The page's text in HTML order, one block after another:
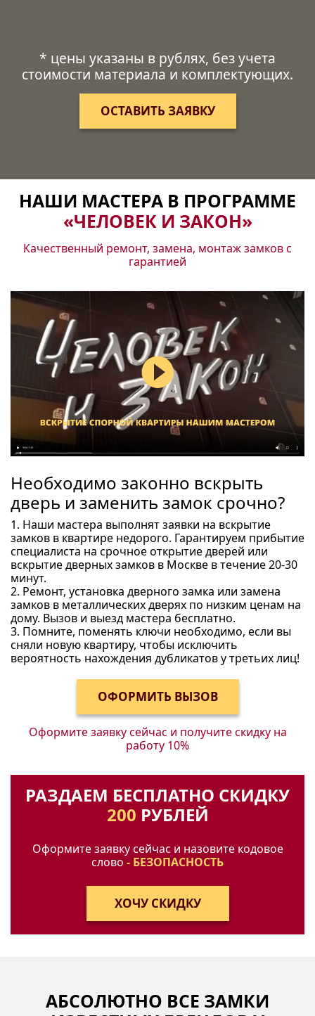
* цены указаны в рублях, без учета
стоимости материала и комплектующих.
ОСТАВИТЬ ЗАЯВКУ
НАШИ МАСТЕРА В ПРОГРАММЕ
«ЧЕЛОВЕК И ЗАКОН»
Качественный ремонт, замена, монтаж замков с
гарантией
Необходимо законно вскрыть
дверь и заменить замок срочно?
1. Наши мастера выполнят заявки на вскрытие
замков в квартире недорого. Гарантируем прибытие
специалиста на срочное открытие дверей или
вскрытие дверных замков в Москве в течение 20-30
минут.
2. Ремонт, установка дверного замка или замена
замков в металлических дверях по низким ценам на
дому. Вызов и выезд мастера бесплатно.
3. Помните, поменять ключи необходимо, если вы
сняли новую квартиру, чтобы исключить
вероятность нахождения дубликатов у третьих лиц!
Оформите заявку сейчас и получитескидку на
работу 10%
РАЗДАЕМ БЕСПЛАТНО СКИДКУ
200 РУБЛЕЙ
Оформите заявку сейчас и назовите кодовое
слово - БЕЗОПАСНОСТЬ
АБСОЛЮТНО ВСЕ ЗАМКИ